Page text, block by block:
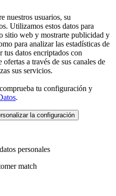
nuestros usuarios, su
Utilizamos estos datos para
sitio web y mostrarte publicidad y
para analizar las estadísticas de
tus datos encriptados con
a través de sus canales de
sus servicios.
tu configuración y
.
la configuración
personales
match